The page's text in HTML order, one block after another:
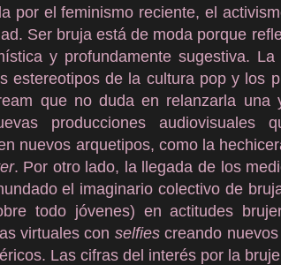
por el feminismo reciente, el
Ser bruja está de moda porque
y profundamente sugestiva.
estereotipos de la cultura pop y los
que no duda en relanzarla
producciones audiovisuales
nuevos arquetipos, como la
. Por otro lado, la llegada de los
el imaginario colectivo de
todo jóvenes) en actitudes
virtuales con selfiescreando nuevos
Las cifras del interés por la